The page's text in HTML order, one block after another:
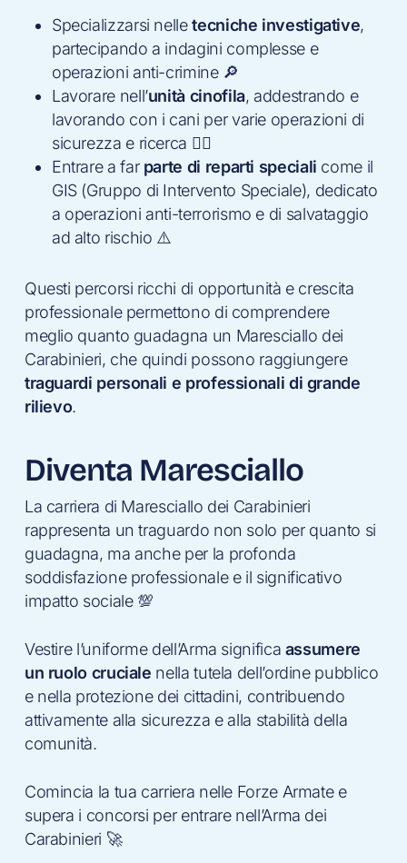
Specializzarsi nelletecniche investigative,
partecipando a indagini complesse e
operazioni anti-crimine 🔎
Lavorare nell’unità cinofila, addestrando e
lavorando con i cani per varie operazioni di
sicurezza e ricerca 🐕‍🦺
Entrare a far parte di reparti speciali come il
GIS (Gruppo di Intervento Speciale), dedicato
a operazioni anti-terrorismo e di salvataggio
ad alto rischio ⚠️
Questi percorsi ricchi di opportunità e crescita
professionale permettono di comprendere
meglio quanto guadagna un Maresciallo dei
Carabinieri, che quindi possono raggiungere
traguardi personali e professionali di grande
rilievo.
Diventa Maresciallo
La carriera di Maresciallo dei Carabinieri
rappresenta un traguardo non solo per quanto si
guadagna, ma anche per la profonda
soddisfazione professionale e il significativo
impatto sociale 💯
Vestire l’uniforme dell’Arma significa assumere
un ruolo cruciale nella tutela dell’ordine pubblico
e nella protezione dei cittadini, contribuendo
attivamente alla sicurezza e alla stabilità della
comunità.
Comincia la tua carriera nelle Forze Armate e
supera i concorsi per entrare nell’Arma dei
Carabinieri 🚀